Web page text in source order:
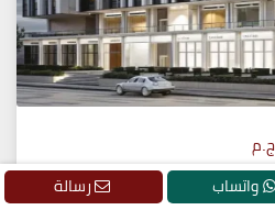
ج.م
واتساب رسالة